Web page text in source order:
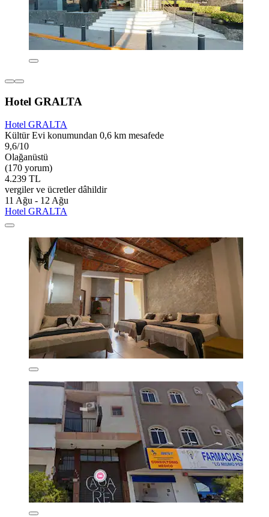
Hotel GRALTA
Hotel GRALTA
Kültür Evi konumundan 0,6 km mesafede
9,6/10
Olağanüstü
(170 yorum)
4.239 TL
vergiler ve ücretler dâhildir
11 Ağu - 12 Ağu
Hotel GRALTA